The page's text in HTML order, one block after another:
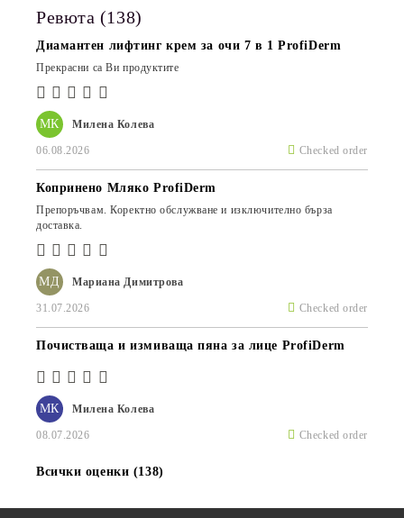
Ревюта (138)
МК Милена Колева
06.08.2026 Checked order
Диамантен лифтинг крем за очи 7 в 1 ProfiDerm
Прекрасни са Ви продуктите
МД Мариана Димитрова
31.07.2026 Checked order
Копринено Мляко ProfiDerm
Препоръчвам. Коректно обслужване и изключително бърза
доставка.
МК Милена Колева
08.07.2026 Checked order
Почистваща и измиваща пяна за лице ProfiDerm
Всички оценки (138)